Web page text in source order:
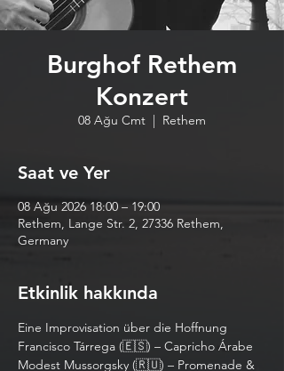
Burghof Rethem
Konzert
08 Ağu Cmt
  |
Rethem
Saat ve Yer
08 Ağu 2026 18:00 – 19:00
Rethem, Lange Str. 2, 27336 Rethem,
Germany
Etkinlik hakkında
Eine Improvisation über die Hoffnung
Francisco Tárrega (🇪🇸) – Capricho Árabe
Modest Mussorgsky (🇷🇺) – Promenade &